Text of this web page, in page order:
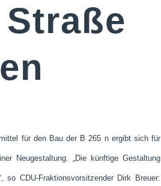
für den Bau der B 265 n ergibt sich für
Neugestaltung. „Die künftige Gestaltung
so CDU-Fraktionsvorsitzender Dirk Breuer: